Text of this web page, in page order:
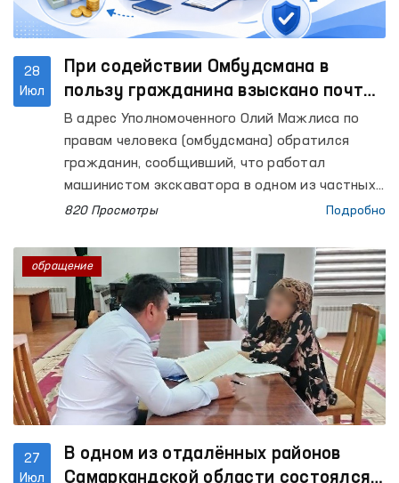
28
Июл
При содействии Омбудсмана в
пользу гражданина взыскано почти
60 миллионов сумов заработной
платы и компенсации
В адрес Уполномоченного Олий Мажлиса по
правам человека (омбудсмана) обратился
гражданин, сообщивший, что работал
машинистом экскаватора в одном из частных
предприятий. Вместе с тем он выразил
заработная плата за период с января по май
2025 года, а также расчётные выплаты,
подлежащие выплате при прекращении
трудового договора.
820 Просмотры Подробно
27
Июл
В одном из отдалённых районов
Самаркандской области состоялся
обращение